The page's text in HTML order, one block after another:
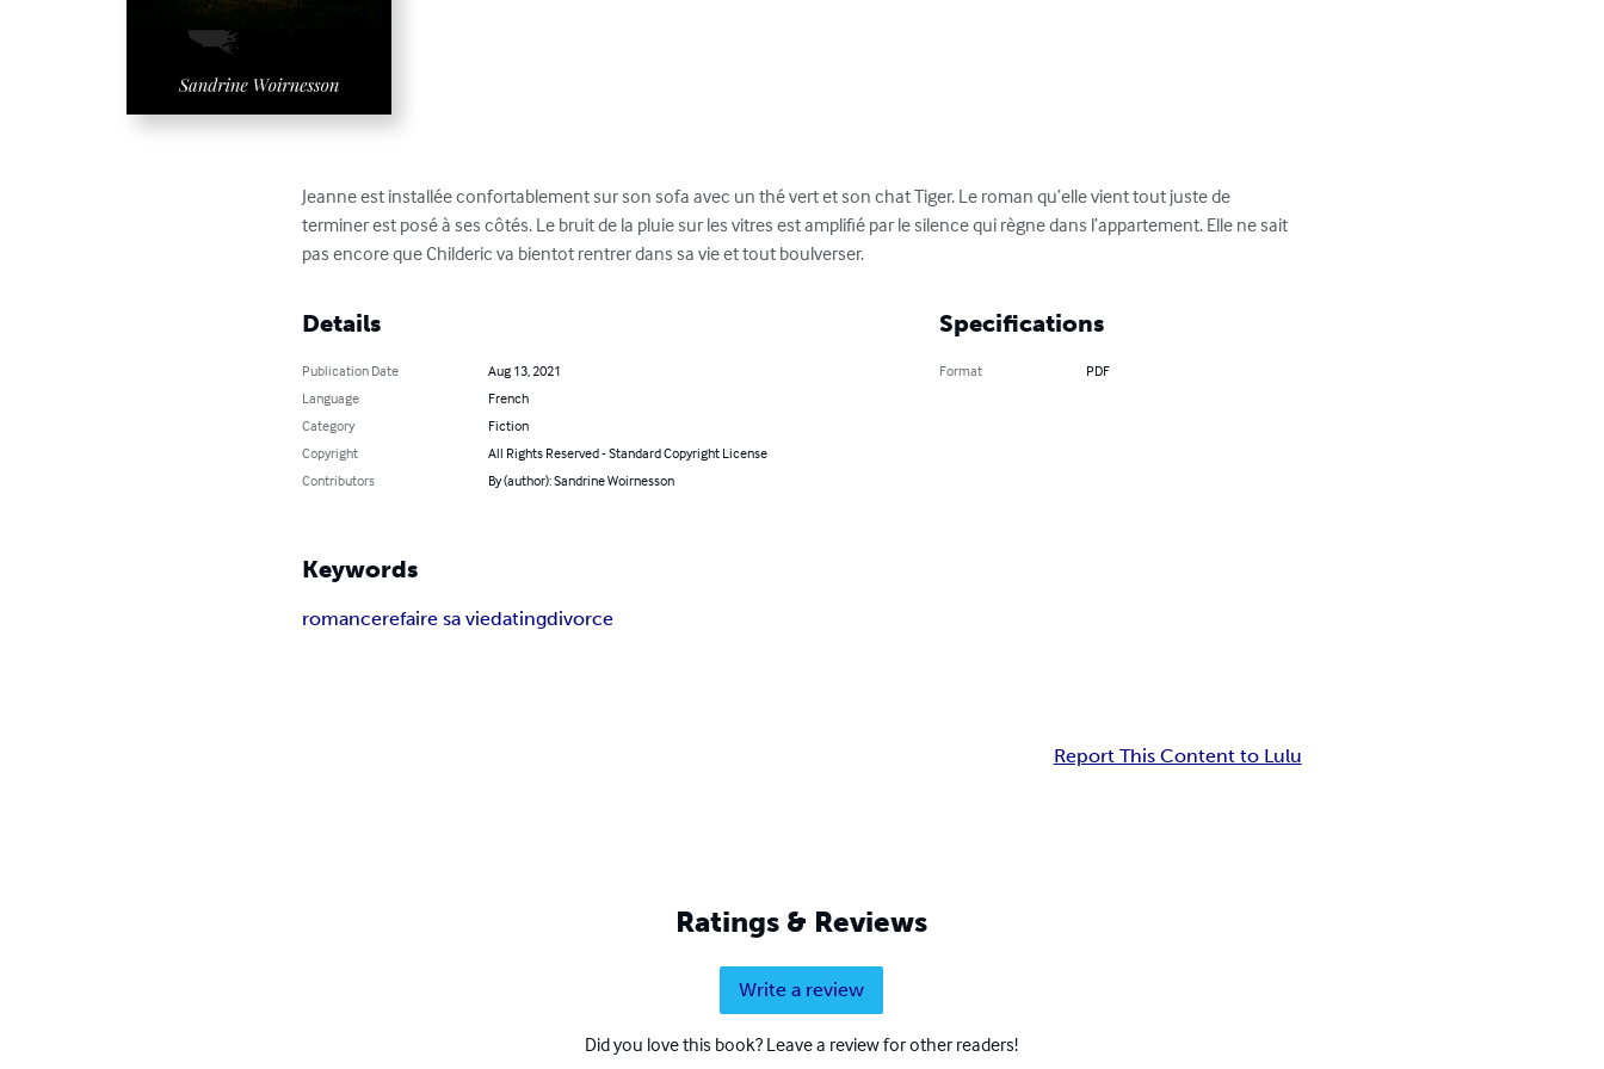
Jeanne est installée confortablement sur son sofa avec un thé vert et son chat Tiger. Le roman qu’elle vient tout juste de
terminer est posé à ses côtés. Le bruit de la pluie sur les vitres est amplifié par le silence qui règne dans l’appartement. Elle ne sait
pas encore que Childeric va bientot rentrer dans sa vie et tout boulverser.
Details
Publication Date
Aug 13, 2021
Language
French
Category
Fiction
Copyright
All Rights Reserved - Standard Copyright License
Contributors
By (author): Sandrine Woirnesson
Specifications
Format PDF
Keywords
romancerefaire sa viedatingdivorce
Report This Content to Lulu
Ratings & Reviews
Write a review
Did you love this book? Leave a review for other readers!